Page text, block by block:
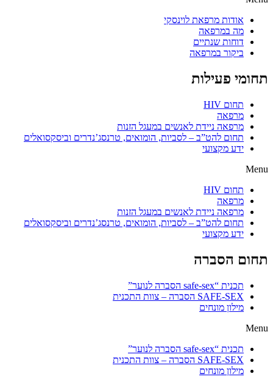
אודות מרפאת לוינסקי
מה במרפאה
דוחות שנתיים
ביקור במרפאה
תחומי פעילות
תחום HIV
מרפאה
מרפאה ניידת לאנשים במעגל הזנות
תחום להט”ב – לסביות, הומואים, טרנסג’נדרים וביסקסואלים
ידע מקצועי
Menu
תחום HIV
מרפאה
מרפאה ניידת לאנשים במעגל הזנות
תחום להט”ב – לסביות, הומואים, טרנסג’נדרים וביסקסואלים
ידע מקצועי
תחום הסברה
תכנית “safe-sex הסברה לנוער”
SAFE-SEX הסברה – צוות התכנית
מילון מונחים
Menu
תכנית “safe-sex הסברה לנוער”
SAFE-SEX הסברה – צוות התכנית
מילון מונחים